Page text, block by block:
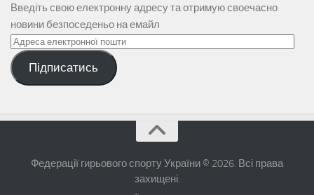
Введіть свою електронну адресу та отримую своечасно
новини безпоседеньо на емайл
Адреса
електронної
поштиПідписатись
Федерації гирьового спорту України © 2026. Всі права
захищені.